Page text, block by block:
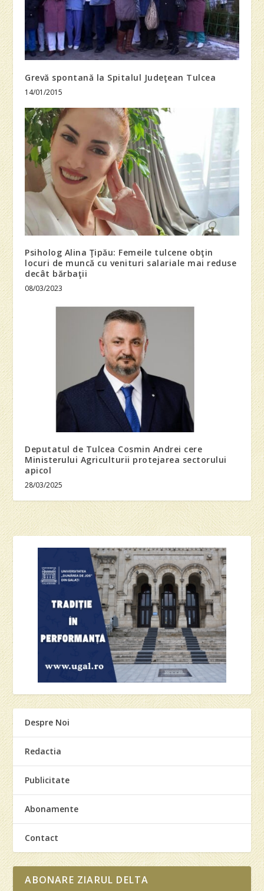
Grevă spontană la Spitalul Judeţean Tulcea
14/01/2015
Psiholog Alina Ţipău: Femeile tulcene obţin
locuri de muncă cu venituri salariale mai reduse
decât bărbaţii
08/03/2023
Deputatul de Tulcea Cosmin Andrei cere
Ministerului Agriculturii protejarea sectorului
apicol
28/03/2025
Despre Noi
Redactia
Publicitate
Abonamente
Contact
ABONARE ZIARUL DELTA